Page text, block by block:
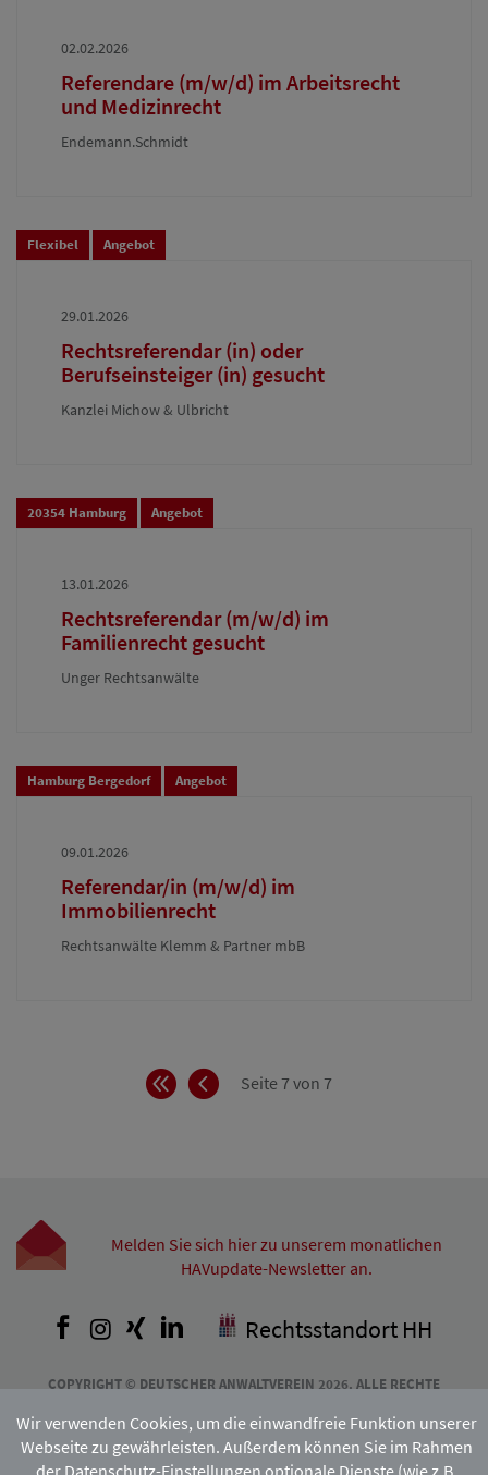
02.02.2026
Referendare (m/w/d) im Arbeitsrecht
und Medizinrecht
Endemann.Schmidt
Flexibel Angebot
29.01.2026
Rechtsreferendar (in) oder
Berufseinsteiger (in) gesucht
Kanzlei Michow & Ulbricht
20354 Hamburg Angebot
13.01.2026
Rechtsreferendar (m/w/d) im
Familienrecht gesucht
Unger Rechtsanwälte
Hamburg Bergedorf Angebot
09.01.2026
Referendar/in (m/w/d) im
Immobilienrecht
Rechtsanwälte Klemm & Partner mbB
AnfangZurückSeite 7 von 7
Melden Sie sich hier zu unserem monatlichen
HAVupdate-Newsletter an.
Facebook
Instagram
XingLinkedInRechtsstandort HH
COPYRIGHT © DEUTSCHER ANWALTVEREIN 2026. ALLE RECHTE
UND VERBREITUNG NUR MIT VORHERIGER ZUSTIMMUNG DES
HAMBURGISCHEN ANWALTVEREINS.
Wir verwenden Cookies, um die einwandfreie Funktion unserer
Webseite zu gewährleisten. Außerdem können Sie im Rahmen
der Datenschutz-Einstellungen optionale Dienste (wie z.B.